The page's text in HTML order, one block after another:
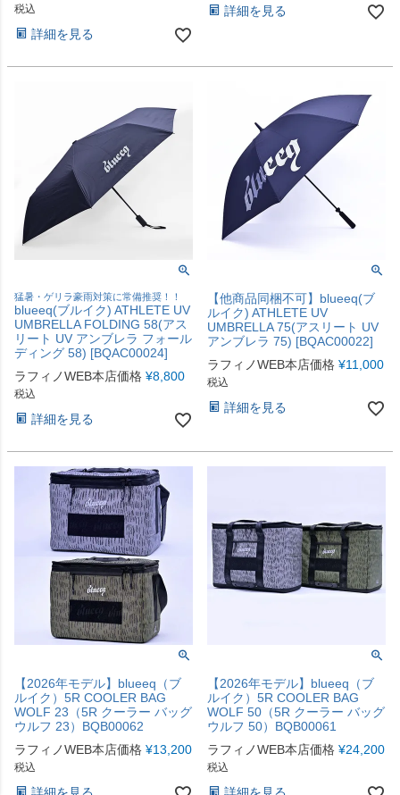
税込
詳細を見る
詳細を見る
猛暑・ゲリラ豪雨対策に常備推奨！！
blueeq(ブルイク) ATHLETE UV
UMBRELLA FOLDING 58(アス
リート UV アンブレラ フォール
ディング 58) [BQAC00024]
ラフィノWEB本店価格 ¥8,800
税込
詳細を見る
【他商品同梱不可】blueeq(ブ
ルイク) ATHLETE UV
UMBRELLA 75(アスリート UV
アンブレラ 75) [BQAC00022]
ラフィノWEB本店価格 ¥11,000
税込
詳細を見る
【2026年モデル】blueeq（ブ
ルイク）5R COOLER BAG
WOLF 23（5R クーラー バッグ
ウルフ 23）BQB00062
ラフィノWEB本店価格 ¥13,200
税込
【2026年モデル】blueeq（ブ
ルイク）5R COOLER BAG
WOLF 50（5R クーラー バッグ
ウルフ 50）BQB00061
ラフィノWEB本店価格 ¥24,200
税込